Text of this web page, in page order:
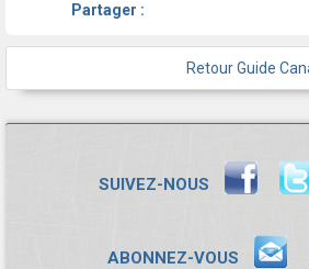
Partager :
Retour Guide
SUIVEZ-NOUS
ABONNEZ-VOUS